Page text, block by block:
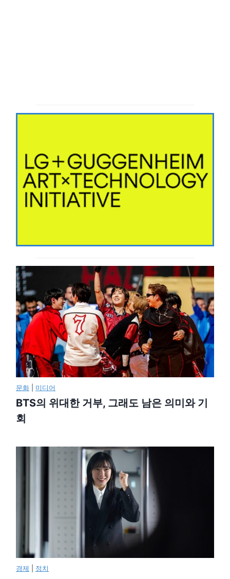
문화 미디어
BTS의 위대한 거부, 그래도 남은 의미와 기
회
경제 정치